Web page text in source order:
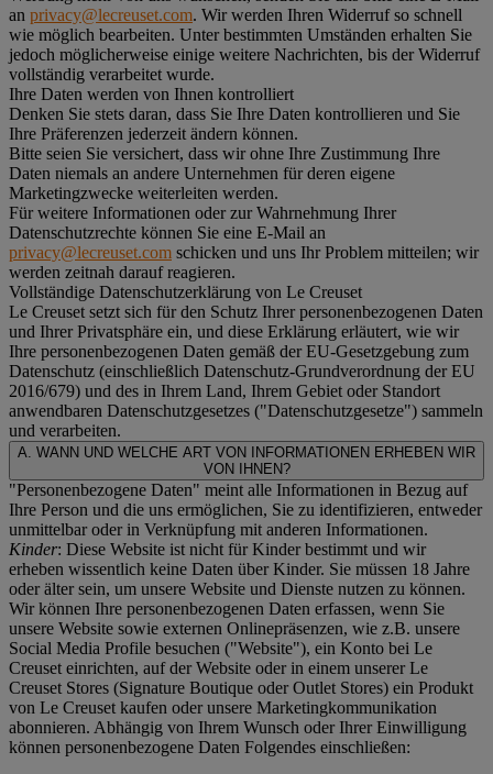
an privacy@lecreuset.com. Wir werden Ihren Widerruf so schnell
wie möglich bearbeiten. Unter bestimmten Umständen erhalten Sie
jedoch möglicherweise einige weitere Nachrichten, bis der Widerruf
vollständig verarbeitet wurde.
Ihre Daten werden von Ihnen kontrolliert
Denken Sie stets daran, dass Sie Ihre Daten kontrollieren und Sie
Ihre Präferenzen jederzeit ändern können.
Bitte seien Sie versichert, dass wir ohne Ihre Zustimmung Ihre
Daten niemals an andere Unternehmen für deren eigene
Marketingzwecke weiterleiten werden.
Für weitere Informationen oder zur Wahrnehmung Ihrer
Datenschutzrechte können Sie eine E-Mail an
privacy@lecreuset.com schicken und uns Ihr Problem mitteilen; wir
werden zeitnah darauf reagieren.
Vollständige Datenschutzerklärung von Le Creuset
Le Creuset setzt sich für den Schutz Ihrer personenbezogenen Daten
und Ihrer Privatsphäre ein, und diese Erklärung erläutert, wie wir
Ihre personenbezogenen Daten gemäß der EU-Gesetzgebung zum
Datenschutz (einschließlich Datenschutz-Grundverordnung der EU
2016/679) und des in Ihrem Land, Ihrem Gebiet oder Standort
anwendbaren Datenschutzgesetzes ("Datenschutzgesetze") sammeln
und verarbeiten.
A. WANN UND WELCHE ART VON INFORMATIONEN ERHEBEN WIR
VON IHNEN?
"Personenbezogene Daten" meint alle Informationen in Bezug auf
Ihre Person und die uns ermöglichen, Sie zu identifizieren, entweder
unmittelbar oder in Verknüpfung mit anderen Informationen.
Kinder: Diese Website ist nicht für Kinder bestimmt und wir
erheben wissentlich keine Daten über Kinder. Sie müssen 18 Jahre
oder älter sein, um unsere Website und Dienste nutzen zu können.
Wir können Ihre personenbezogenen Daten erfassen, wenn Sie
unsere Website sowie externen Onlinepräsenzen, wie z.B. unsere
Social Media Profile besuchen ("Website"), ein Konto bei Le
Creuset einrichten, auf der Website oder in einem unserer Le
Creuset Stores (Signature Boutique oder Outlet Stores) ein Produkt
von Le Creuset kaufen oder unsere Marketingkommunikation
abonnieren. Abhängig von Ihrem Wunsch oder Ihrer Einwilligung
können personenbezogene Daten Folgendes einschließen: